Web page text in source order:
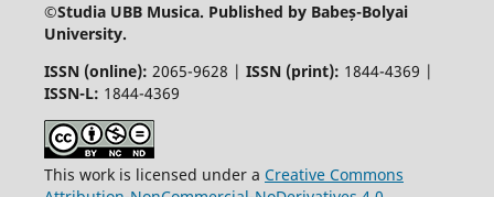
©Studia UBB Musica. Published by Babeș-Bolyai
University.
ISSN (online): 2065-9628 | ISSN (print): 1844-4369 |
ISSN-L: 1844-4369
This work is licensed under a Creative Commons